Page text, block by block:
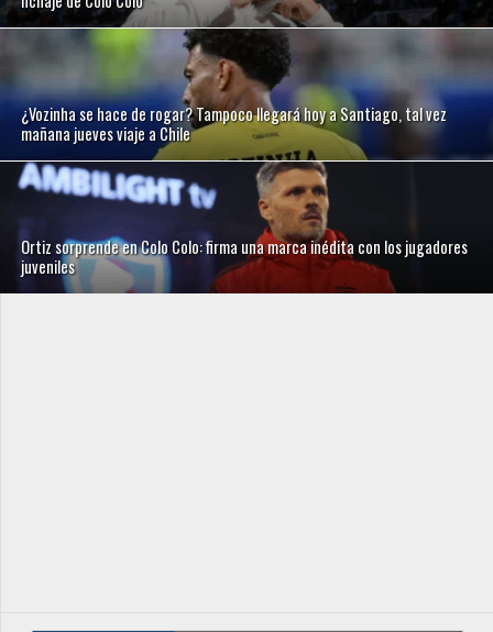
¿Vozinha se hace de rogar? Tampoco llegará hoy a Santiago, tal vez
mañana jueves viaje a Chile
Ortiz sorprende en Colo Colo: firma una marca inédita con los jugadores
juveniles